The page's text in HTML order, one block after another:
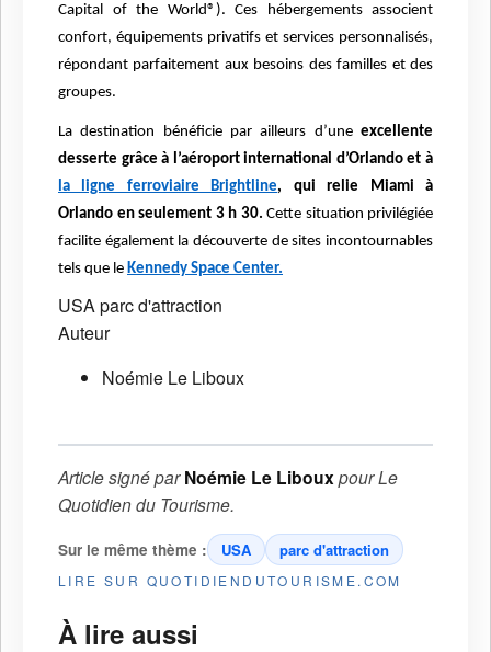
Capital of the World®). Ces hébergements associent
confort, équipements privatifs et services personnalisés,
répondant parfaitement aux besoins des familles et des
groupes.
La destination bénéficie par ailleurs d’une excellente
desserte grâce à l’aéroport international d’Orlando et à
la ligne ferroviaire Brightline, qui relie Miami à
Orlando en seulement 3 h 30. Cette situation privilégiée
facilite également la découverte de sites incontournables
tels que le Kennedy Space Center.
USA parc d'attraction
Auteur
Noémie Le Liboux
Article signé parNoémie Le Liboux pourLe
Quotidien du Tourisme.
Sur le même thème : USA parc d'attraction
LIRE SUR QUOTIDIENDUTOURISME.COM
À lire aussi